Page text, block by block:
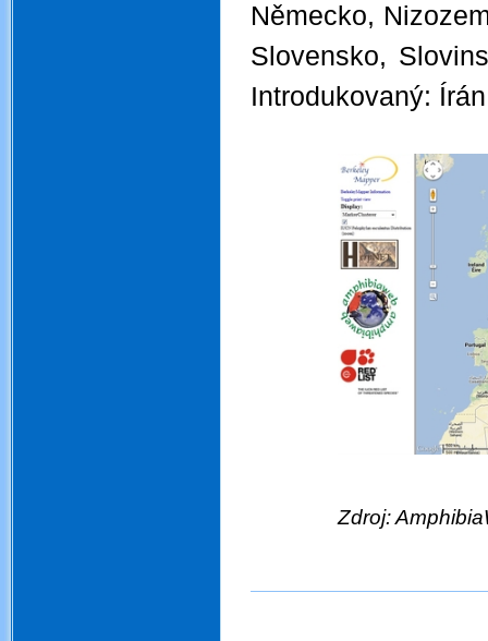
Německo,
Slovensko,
Introdukovaný:
Zdroj: